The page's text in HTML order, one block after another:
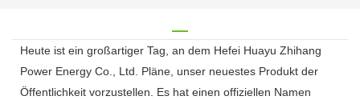
Heute ist ein großartiger Tag, an dem Hefei Huayu Zhihang
Power Energy Co., Ltd. Pläne, unser neuestes Produkt der
Öffentlichkeit vorzustellen. Es hat einen offiziellen Namen